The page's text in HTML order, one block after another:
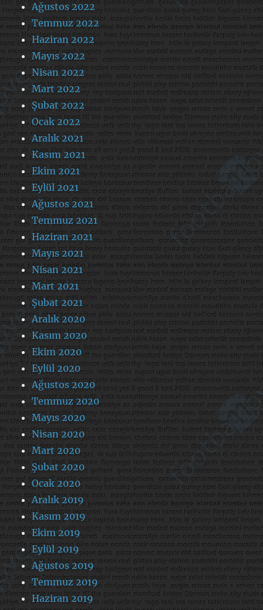
Ağustos 2022
Temmuz 2022
Haziran 2022
Mayıs 2022
Nisan 2022
Mart 2022
Şubat 2022
Ocak 2022
Aralık 2021
Kasım 2021
Ekim 2021
Eylül 2021
Ağustos 2021
Temmuz 2021
Haziran 2021
Mayıs 2021
Nisan 2021
Mart 2021
Şubat 2021
Aralık 2020
Kasım 2020
Ekim 2020
Eylül 2020
Ağustos 2020
Temmuz 2020
Mayıs 2020
Nisan 2020
Mart 2020
Şubat 2020
Ocak 2020
Aralık 2019
Kasım 2019
Ekim 2019
Eylül 2019
Ağustos 2019
Temmuz 2019
Haziran 2019